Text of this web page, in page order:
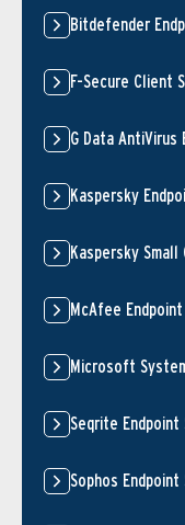
Bitdefender
F-Secure Client
G Data AntiVirus
Kaspersky
Kaspersky
McAfee
Microsoft
Seqrite
Sophos